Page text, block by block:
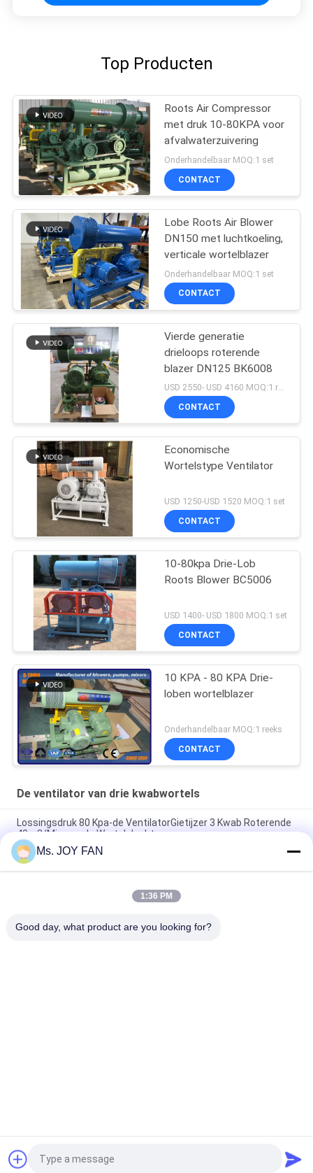
Top Producten
Roots Air Compressor
met druk 10-80KPA voor
afvalwaterzuivering
Onderhandelbaar MOQ:1 set
CONTACT
Lobe Roots Air Blower
DN150 met luchtkoeling,
verticale wortelblazer
Onderhandelbaar MOQ:1 set
CONTACT
Vierde generatie
drieloops roterende
blazer DN125 BK6008
USD 2550- USD 4160 MOQ:1 reeks
CONTACT
Economische
Wortelstype Ventilator
USD 1250-USD 1520 MOQ:1 set
CONTACT
10-80kpa Drie-Lob
Roots Blower BC5006
USD 1400- USD 1800 MOQ:1 set
CONTACT
10 KPA - 80 KPA Drie-
loben wortelblazer
Onderhandelbaar MOQ:1 reeks
CONTACT
De ventilator van drie kwabwortels
Lossingsdruk 80 Kpa-de VentilatorGietijzer 3 Kwab Roterende
40m3/Min van de Wortelslucht
10" 80kpa 71.52m3/Min 132kw gietijzeren drie-loben
wortelblazer
DN200 het water koelde de Ventilator maximumdruk 100KPA
Vraag een offerte aan
Ms. JOY FAN
1:36 PM
Good day, what product are you looking for?